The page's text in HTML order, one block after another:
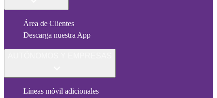
Área de Clientes
Descarga nuestra App
Líneas móvil adicionales